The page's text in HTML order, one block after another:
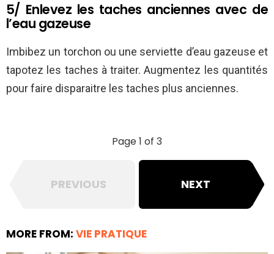
5/ Enlevez les taches anciennes avec de
l’eau gazeuse
Imbibez un torchon ou une serviette d’eau gazeuse et
tapotez les taches à traiter. Augmentez les quantités
pour faire disparaitre les taches plus anciennes.
Page 1 of 3
PREVIOUS NEXT
MORE FROM: VIE PRATIQUE